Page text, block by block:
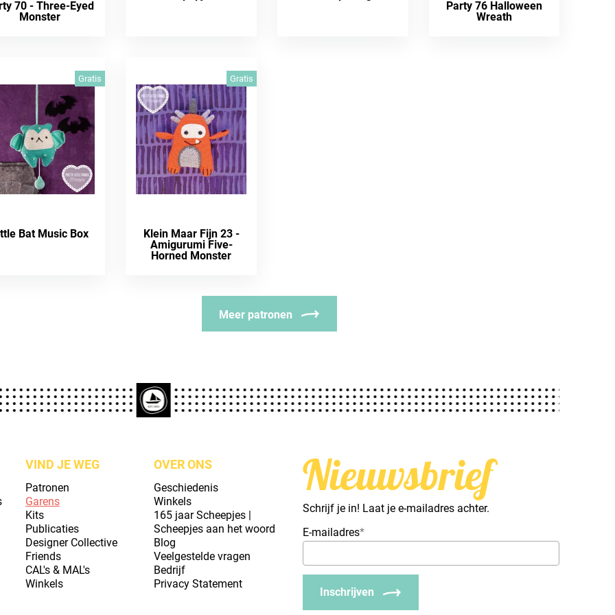
70 - Three-Eyed
Monster
Party 76 Halloween
Wreath
Gratis
Bat Music Box
Gratis
Klein Maar Fijn 23 -
Amigurumi Five-
Horned Monster
Meer patronen
VIND JE WEG
Patronen
Garens
Kits
Publicaties
Designer Collective
Friends
CAL's & MAL's
Winkels
OVER ONS
Geschiedenis
Winkels
165 jaar Scheepjes |
Scheepjes aan het woord
Blog
Veelgestelde vragen
Bedrijf
Privacy Statement
Nieuwsbrief
Schrijf je in! Laat je e-mailadres achter.
E-mailadres*
Inschrijven